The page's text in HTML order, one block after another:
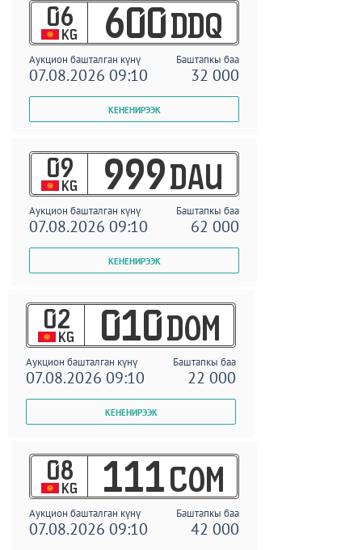
06
KG 600 DDQ
Аукцион башталган күнү Баштапкы баа
07.08.2026 09:10 32 000
09
KG 999 DAU
Аукцион башталган күнү Баштапкы баа
07.08.2026 09:10 62 000
02
KG 010 DOM
Аукцион башталган күнү Баштапкы баа
07.08.2026 09:10 22 000
08
KG 111 COM
Аукцион башталган күнү Баштапкы баа
07.08.2026 09:10 42 000